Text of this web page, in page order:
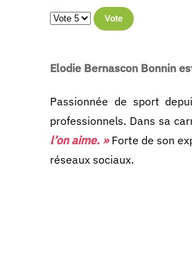
Veuillez voter
Elodie Bernascon Bonnin
Passionnée de sport
professionnels. Dans sa
l’on aime. »Forte de son
réseaux sociaux.